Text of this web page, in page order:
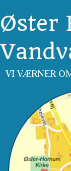
Øster
VI VÆRNER